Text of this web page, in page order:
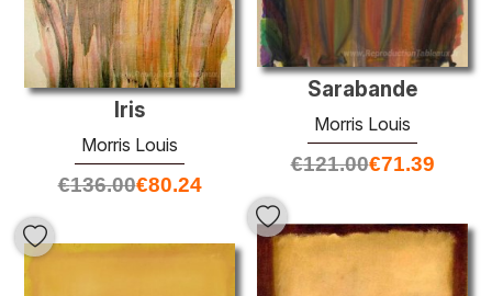
Sarabande
Morris Louis
€121.00€71.39
Iris
Morris Louis
€136.00€80.24